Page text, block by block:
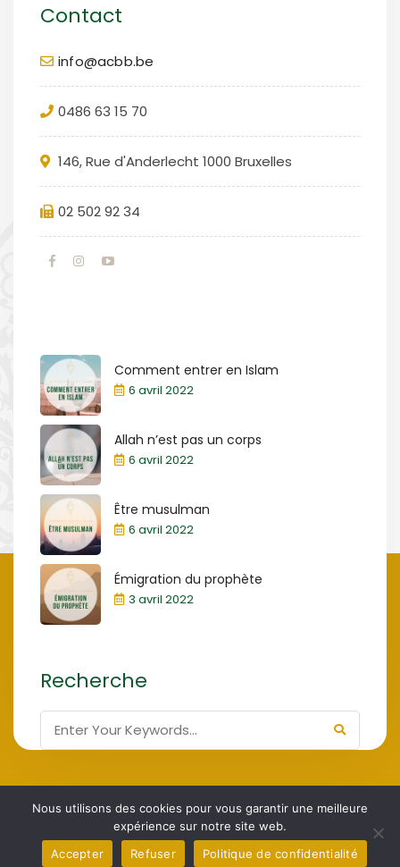
Contact
info@acbb.be
0486 63 15 70
146, Rue d'Anderlecht 1000 Bruxelles
02 502 92 34
Comment entrer en Islam
6 avril 2022
Allah n’est pas un corps
6 avril 2022
Être musulman
6 avril 2022
Émigration du prophète
3 avril 2022
Recherche
Association Culturelle de Bienfaisance de
Bruxelles
Nous utilisons des cookies pour vous garantir une meilleure
expérience sur notre site web.
Accepter
Refuser Politique de confidentialité